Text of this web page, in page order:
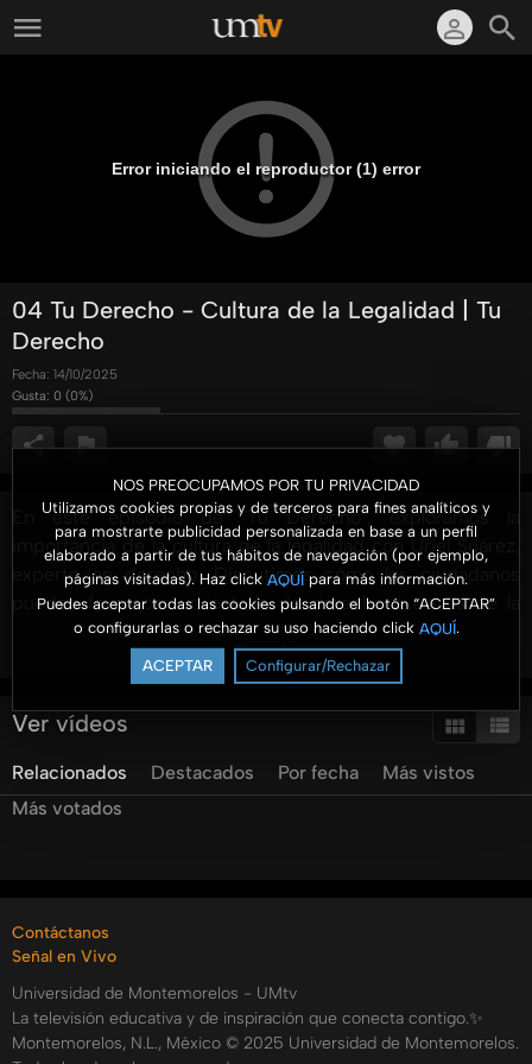
NOS PREOCUPAMOS POR TU PRIVACIDAD
Utilizamos cookies propias y de terceros para fines analíticos y
para mostrarte publicidad personalizada en base a un perfil
elaborado a partir de tus hábitos de navegación (por ejemplo,
páginas visitadas). Haz click AQUÍ para más información.
Puedes aceptar todas las cookies pulsando el botón “ACEPTAR”
o configurarlas o rechazar su uso haciendo click AQUÍ.
ACEPTAR Configurar/Rechazar
Error iniciando el reproductor (1) error
04 Tu Derecho - Cultura de la Legalidad | Tu
Derecho
Fecha: 14/10/2025
Gusta: 0 (0%)
En este episodio de "Tu Derecho", exploramos la
importancia de la cultura de la legalidad con Uriel Suárez,
experto en derecho. Discutimos cómo los ciudadanos
pueden favorecer un estado de derecho a través de la
educación y el cumplimiento de normas legales,
destacando alternativas de resolución de conflictos como
la mediación y arbitraje. Además, Uriel ofrece consejos
sobre cómo proteger los derechos de autor en obras
delincuencia, enfatizando la responsabilidad ciudadana en
la creación de una sociedad más segura. Hacemos
legalidad y contribuir al bienestar social. Conéctate con
información y consultas legales.
Categorías:
Ver más
Ver vídeos
Relacionados Destacados Por fecha
Más vistos
Más votados
Contáctanos
Señal en Vivo
Universidad de Montemorelos - UMtv
La televisión educativa y de inspiración que conecta contigo.✨
Montemorelos, N.L., México © 2025 Universidad de Montemorelos.